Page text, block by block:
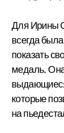
Для Ирины
всегда
показать
медаль.
которые
на